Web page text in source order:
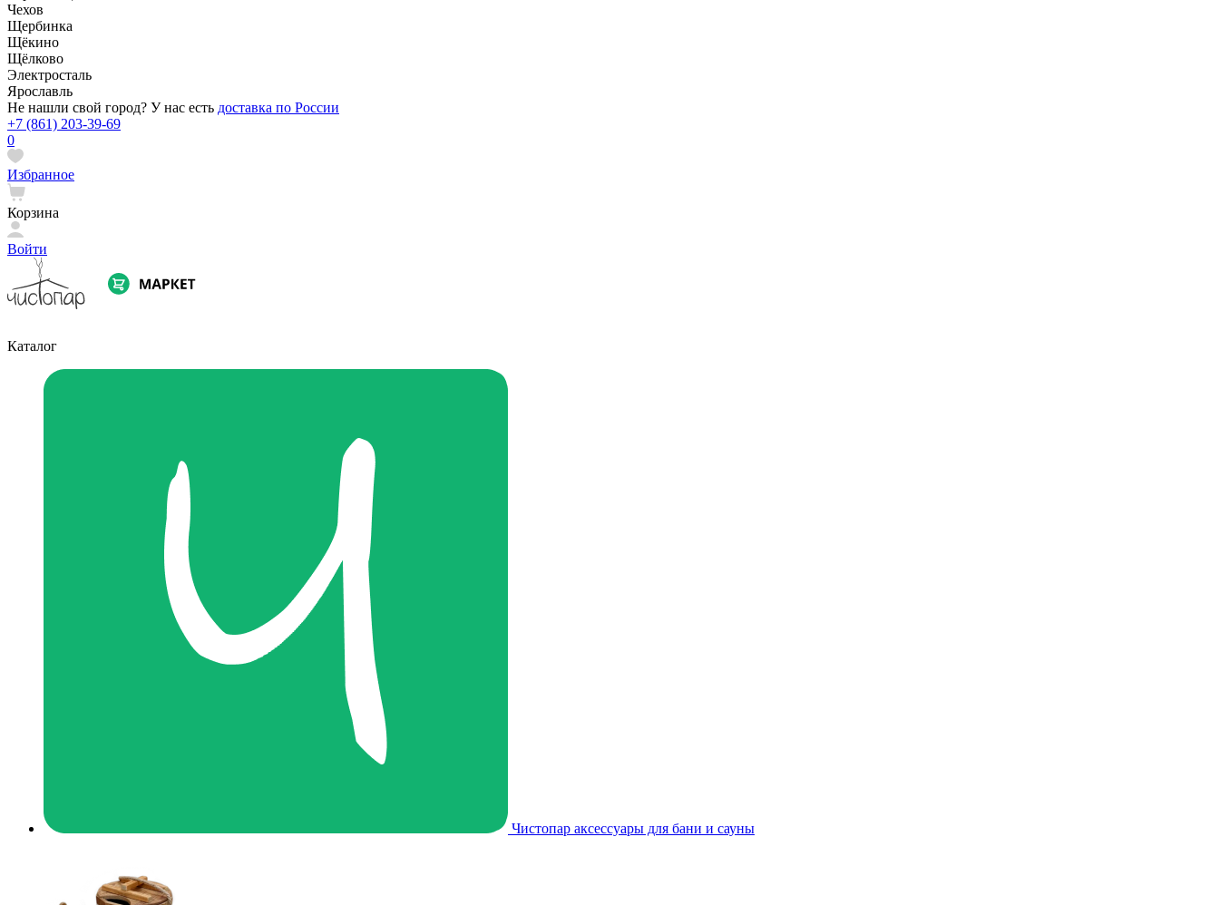
Чехов
Щербинка
Щёкино
Щёлково
Электросталь
Ярославль
Не нашли свой город? У нас есть доставка по России
+7 (861) 203-39-69
0
Избранное
Корзина
Войти
Каталог
Чистопар аксессуары для бани и сауны